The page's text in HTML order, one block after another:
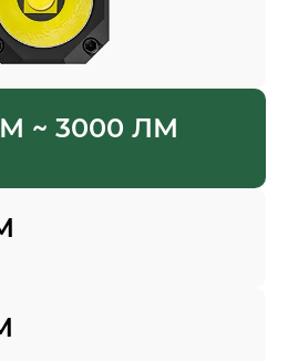
~ 3000 ЛМ